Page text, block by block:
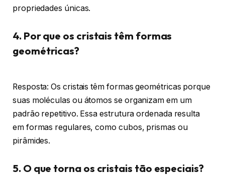
propriedades únicas.
4. Por que os cristais têm formas
geométricas?
Resposta: Os cristais têm formas geométricas porque
suas moléculas ou átomos se organizam em um
padrão repetitivo. Essa estrutura ordenada resulta
em formas regulares, como cubos, prismas ou
pirâmides.
5. O que torna os cristais tão especiais?